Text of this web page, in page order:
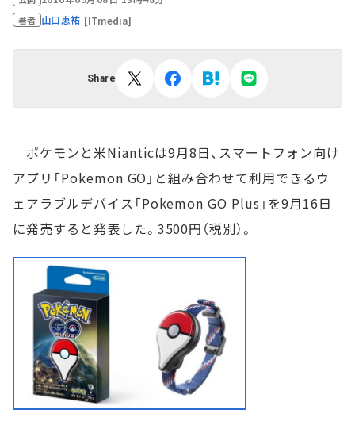
著者 山口恵祐 [ITmedia]
Share
ポケモンと米Nianticは9月8日、スマートフォン向け
アプリ「Pokemon GO」と組み合わせて利用できるウ
ェアラブルデバイス「Pokemon GO Plus」を9月16日
に発売すると発表した。3500円（税別）。